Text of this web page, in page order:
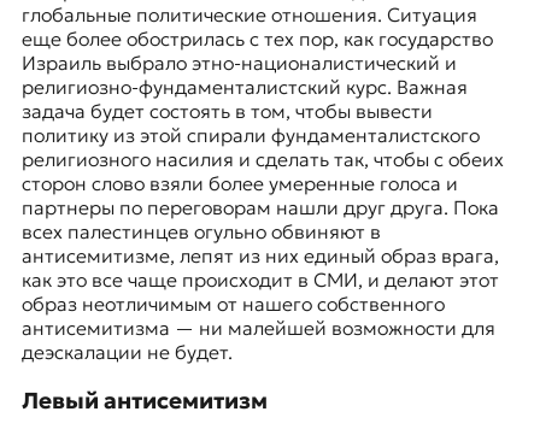
глобальные политические отношения. Ситуация
еще более обострилась с тех пор, как государство
Израиль выбрало этно-националистический и
религиозно-фундаменталистский курс. Важная
задача будет состоять в том, чтобы вывести
политику из этой спирали фундаменталистского
религиозного насилия и сделать так, чтобы с обеих
сторон слово взяли более умеренные голоса и
партнеры по переговорам нашли друг друга. Пока
всех палестинцев огульно обвиняют в
антисемитизме, лепят из них единый образ врага,
как это все чаще происходит в СМИ, и делают этот
образ неотличимым от нашего собственного
антисемитизма — ни малейшей возможности для
деэскалации не будет.
Левый антисемитизм